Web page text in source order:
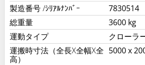
製造番号 /ｼﾘｱﾙﾅﾝﾊﾞｰ
7830514
総重量
3600 kg
運動タイプ
クローラ
運搬時寸法（全長X全幅X全
高）
5000 x